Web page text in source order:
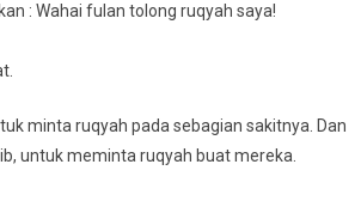
: Wahai fulan tolong ruqyah saya!
untuk meminta ruqyah buat mereka.